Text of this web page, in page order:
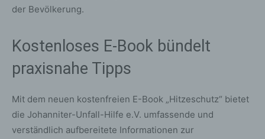
der Bevölkerung.
Kostenloses E-Book bündelt
praxisnahe Tipps
Mit dem neuen kostenfreien E-Book „Hitzeschutz“ bietet
die Johanniter-Unfall-Hilfe e.V. umfassende und
verständlich aufbereitete Informationen zur